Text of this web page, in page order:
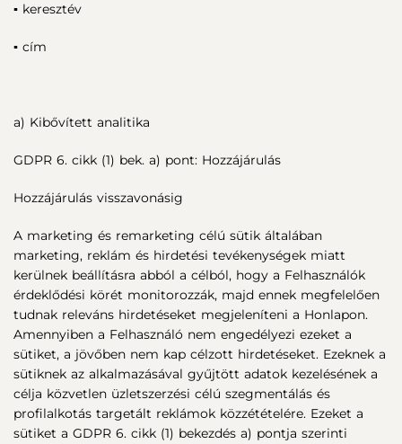
▪ keresztév
▪ cím
a) Kibővített analitika
GDPR 6. cikk (1) bek. a) pont: Hozzájárulás
Hozzájárulás visszavonásig
A marketing és remarketing célú sütik általában
marketing, reklám és hirdetési tevékenységek miatt
kerülnek beállításra abból a célból, hogy a Felhasználók
érdeklődési körét monitorozzák, majd ennek megfelelően
tudnak releváns hirdetéseket megjeleníteni a Honlapon.
Amennyiben a Felhasználó nem engedélyezi ezeket a
sütiket, a jövőben nem kap célzott hirdetéseket. Ezeknek a
sütiknek az alkalmazásával gyűjtött adatok kezelésének a
célja közvetlen üzletszerzési célú szegmentálás és
profilalkotás targetált reklámok közzétételére. Ezeket a
sütiket a GDPR 6. cikk (1) bekezdés a) pontja szerinti